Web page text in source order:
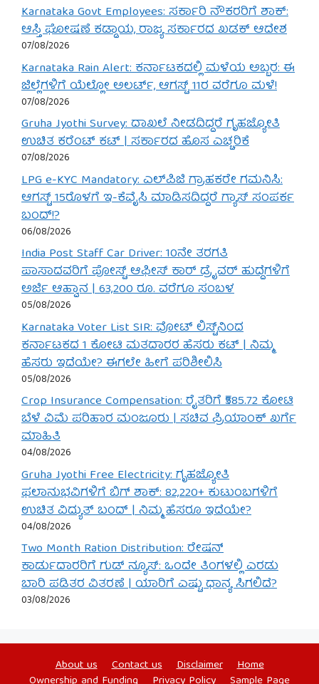
Karnataka Govt Employees: ಸರ್ಕಾರಿ ನೌಕರರಿಗೆ ಶಾಕ್:
ಆಸ್ತಿ ಘೋಷಣೆ ಕಡ್ಡಾಯ, ರಾಜ್ಯ ಸರ್ಕಾರದ ಖಡಕ್ ಆದೇಶ
07/08/2026
Karnataka Rain Alert: ಕರ್ನಾಟಕದಲ್ಲಿ ಮಳೆಯ ಅಬ್ಬರ: ಈ
ಜಿಲ್ಲೆಗಳಿಗೆ ಯೆಲ್ಲೋ ಅಲರ್ಟ್, ಆಗಸ್ಟ್ 11ರ ವರೆಗೂ ಮಳೆ!
07/08/2026
Gruha Jyothi Survey: ದಾಖಲೆ ನೀಡದಿದ್ದರೆ ಗೃಹಜ್ಯೋತಿ
ಉಚಿತ ಕರೆಂಟ್ ಕಟ್ | ಸರ್ಕಾರದ ಹೊಸ ಎಚ್ಚರಿಕೆ
07/08/2026
LPG e-KYC Mandatory: ಎಲ್‌ಪಿಜಿ ಗ್ರಾಹಕರೇ ಗಮನಿಸಿ:
ಆಗಸ್ಟ್ 15ರೊಳಗೆ ಇ-ಕೆವೈಸಿ ಮಾಡಿಸದಿದ್ದರೆ ಗ್ಯಾಸ್ ಸಂಪರ್ಕ
ಬಂದ್!?
06/08/2026
India Post Staff Car Driver: 10ನೇ ತರಗತಿ
ಪಾಸಾದವರಿಗೆ ಪೋಸ್ಟ್ ಆಫೀಸ್ ಕಾರ್ ಡ್ರೈವರ್ ಹುದ್ದೆಗಳಿಗೆ
ಅರ್ಜಿ ಆಹ್ವಾನ | 63,200 ರೂ. ವರೆಗೂ ಸಂಬಳ
05/08/2026
Karnataka Voter List SIR: ವೋಟ್ ಲಿಸ್ಟ್‌ನಿಂದ
ಕರ್ನಾಟಕದ 1 ಕೋಟಿ ಮತದಾರರ ಹೆಸರು ಕಟ್ | ನಿಮ್ಮ
ಹೆಸರು ಇದೆಯೇ? ಈಗಲೇ ಹೀಗೆ ಪರಿಶೀಲಿಸಿ
05/08/2026
Crop Insurance Compensation: ರೈತರಿಗೆ ₹585.72 ಕೋಟಿ
ಬೆಳೆ ವಿಮೆ ಪರಿಹಾರ ಮಂಜೂರು | ಸಚಿವ ಪ್ರಿಯಾಂಕ್ ಖರ್ಗೆ
ಮಾಹಿತಿ
04/08/2026
Gruha Jyothi Free Electricity: ಗೃಹಜ್ಯೋತಿ
ಫಲಾನುಭವಿಗಳಿಗೆ ಬಿಗ್ ಶಾಕ್: 82,220+ ಕುಟುಂಬಗಳಿಗೆ
ಉಚಿತ ವಿದ್ಯುತ್ ಬಂದ್ | ನಿಮ್ಮ ಹೆಸರೂ ಇದೆಯೇ?
04/08/2026
Two Month Ration Distribution: ರೇಷನ್
ಕಾರ್ಡುದಾರರಿಗೆ ಗುಡ್ ನ್ಯೂಸ್: ಒಂದೇ ತಿಂಗಳಲ್ಲಿ ಎರಡು
ಬಾರಿ ಪಡಿತರ ವಿತರಣೆ | ಯಾರಿಗೆ ಎಷ್ಟು ಧಾನ್ಯ ಸಿಗಲಿದೆ?
03/08/2026
About us Contact us Disclaimer
Home